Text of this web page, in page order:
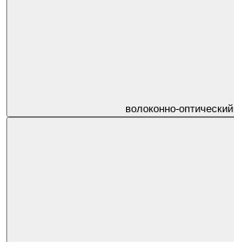
волоконно-оптический